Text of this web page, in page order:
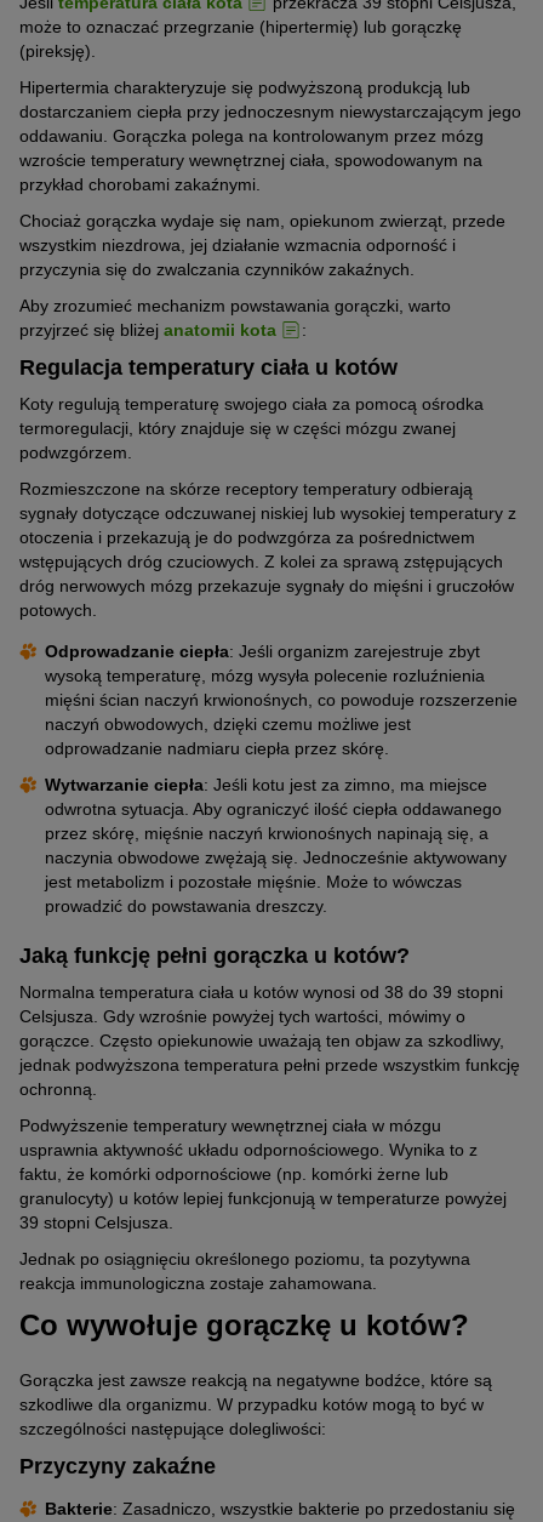
może to oznaczać przegrzanie (hipertermię) lub gorączkę
(pireksję).
Hipertermia charakteryzuje się podwyższoną produkcją lub
dostarczaniem ciepła przy jednoczesnym niewystarczającym jego
oddawaniu. Gorączka polega na kontrolowanym przez mózg
wzroście temperatury wewnętrznej ciała, spowodowanym na
przykład chorobami zakaźnymi.
Chociaż gorączka wydaje się nam, opiekunom zwierząt, przede
wszystkim niezdrowa, jej działanie wzmacnia odporność i
przyczynia się do zwalczania czynników zakaźnych.
Aby zrozumieć mechanizm powstawania gorączki, warto
przyjrzeć się bliżej anatomii kota :
Regulacja temperatury ciała u kotów
Koty regulują temperaturę swojego ciała za pomocą ośrodka
termoregulacji, który znajduje się w części mózgu zwanej
podwzgórzem.
Rozmieszczone na skórze receptory temperatury odbierają
sygnały dotyczące odczuwanej niskiej lub wysokiej temperatury z
otoczenia i przekazują je do podwzgórza za pośrednictwem
wstępujących dróg czuciowych. Z kolei za sprawą zstępujących
dróg nerwowych mózg przekazuje sygnały do mięśni i gruczołów
potowych.
Odprowadzanie ciepła: Jeśli organizm zarejestruje zbyt
wysoką temperaturę, mózg wysyła polecenie rozluźnienia
mięśni ścian naczyń krwionośnych, co powoduje rozszerzenie
naczyń obwodowych, dzięki czemu możliwe jest
odprowadzanie nadmiaru ciepła przez skórę.
Wytwarzanie ciepła: Jeśli kotu jest za zimno, ma miejsce
odwrotna sytuacja. Aby ograniczyć ilość ciepła oddawanego
przez skórę, mięśnie naczyń krwionośnych napinają się, a
naczynia obwodowe zwężają się. Jednocześnie aktywowany
jest metabolizm i pozostałe mięśnie. Może to wówczas
prowadzić do powstawania dreszczy.
Jaką funkcję pełni gorączka u kotów?
Normalna temperatura ciała u kotów wynosi od 38 do 39 stopni
Celsjusza. Gdy wzrośnie powyżej tych wartości, mówimy o
gorączce. Często opiekunowie uważają ten objaw za szkodliwy,
jednak podwyższona temperatura pełni przede wszystkim funkcję
ochronną.
Podwyższenie temperatury wewnętrznej ciała w mózgu
usprawnia aktywność układu odpornościowego. Wynika to z
faktu, że komórki odpornościowe (np. komórki żerne lub
granulocyty) u kotów lepiej funkcjonują w temperaturze powyżej
39 stopni Celsjusza.
Jednak po osiągnięciu określonego poziomu, ta pozytywna
reakcja immunologiczna zostaje zahamowana.
Co wywołuje gorączkę u kotów?
Gorączka jest zawsze reakcją na negatywne bodźce, które są
szkodliwe dla organizmu. W przypadku kotów mogą to być w
szczególności następujące dolegliwości:
Przyczyny zakaźne
Bakterie: Zasadniczo, wszystkie bakterie po przedostaniu się